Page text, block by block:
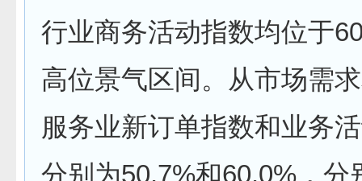
行业商务活动指数均位于
高位景气区间。从市场需
服务业新订单指数和业务
分别为50.7%和60.0%，分